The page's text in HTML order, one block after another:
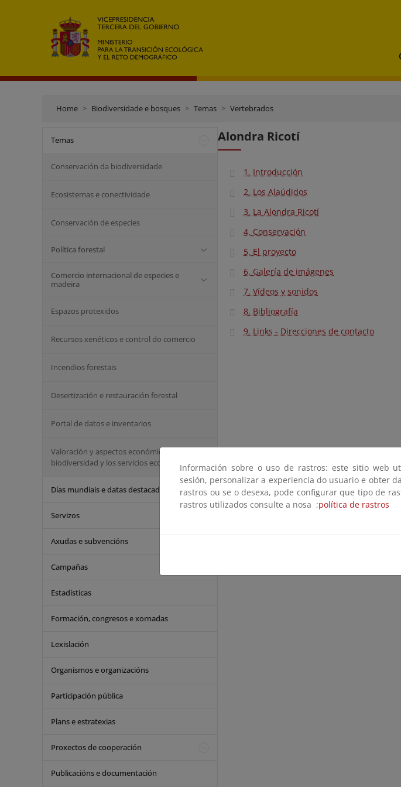
Home Biodiversidade e bosques Temas Vertebrados
Temas
Conservación da biodiversidade
Ecosistemas e conectividade
Conservación de especies
Política forestal
Comercio internacional de especies e
madeira
Espazos protexidos
Recursos xenéticos e control do comercio
Incendios forestais
Desertización e restauración forestal
Portal de datos e inventarios
Valoración y aspectos económicos de la
biodiversidad y los servicios ecosistémicos
Días mundiais e datas destacadas
Servizos
Axudas e subvencións
Campañas
Estadísticas
Formación, congresos e xornadas
Lexislación
Organismos e organizacións
Participación pública
Plans e estratexias
Proxectos de cooperación
Publicacións e documentación
Alondra Ricotí
1. Introducción
2. Los Alaúdidos
3. La Alondra Ricotí
4. Conservación
5. El proyecto
6. Galería de imágenes
7. Vídeos y sonidos
8. Bibliografía
9. Links - Direcciones de contacto
Información sobre o uso de rastros: este sitio web
sesión, personalizar a experiencia do usuario e obter
rastros ou se o desexa, pode configurar que tipo de
rastros utilizados consulte a nosa ;política de rastros